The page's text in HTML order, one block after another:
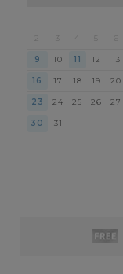
4
9 10 11 12 13
16 17 18 19 20
23 24 25 26 27
30 31